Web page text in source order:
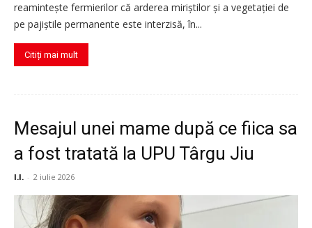
reamintește fermierilor că arderea miriștilor și a vegetației de
pe pajiștile permanente este interzisă, în...
Citiți mai mult
Mesajul unei mame după ce fiica sa
a fost tratată la UPU Târgu Jiu
I.I. - 2 iulie 2026